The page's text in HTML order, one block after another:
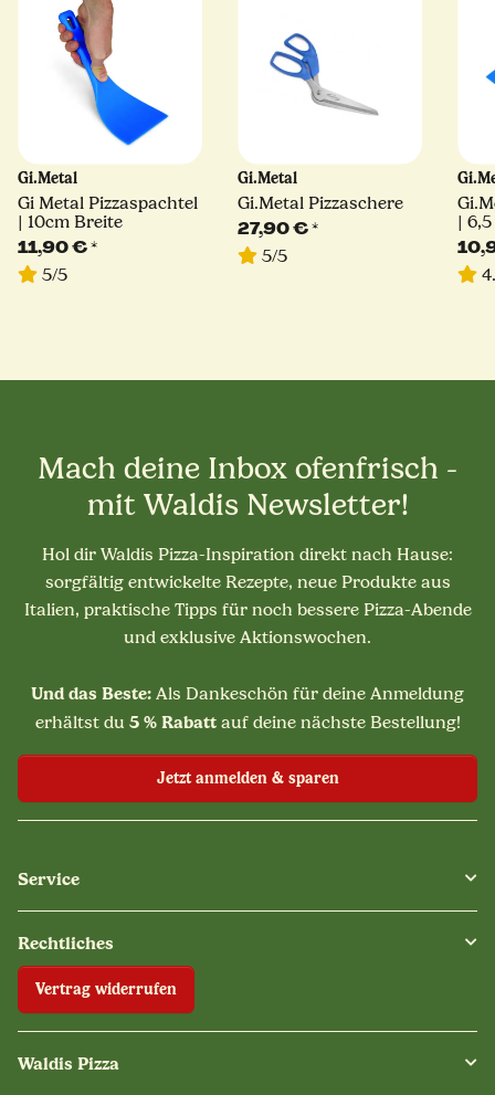
Gi.Metal
Gi Metal Pizzaspachtel
| 10cm Breite
11,90 €*
5/5
Gi.Metal
Gi.Metal Pizzaschere
27,90 €*
5/5
|
Mach deine Inbox ofenfrisch -
mit Waldis Newsletter!
Hol dir Waldis Pizza-Inspiration direkt nach Hause:
sorgfältig entwickelte Rezepte, neue Produkte aus
Italien, praktische Tipps für noch bessere Pizza-Abende
und exklusive Aktionswochen.
Und das Beste: Als Dankeschön für deine Anmeldung
erhältst du 5 % Rabattauf deine nächste Bestellung!
Jetzt anmelden & sparen
Service
Rechtliches
Vertrag widerrufen
Waldis Pizza